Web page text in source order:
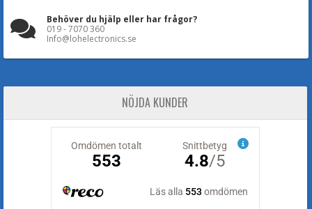
Behöver du hjälp eller har frågor?
019 - 7070 360
Info@lohelectronics.se
NÖJDA KUNDER